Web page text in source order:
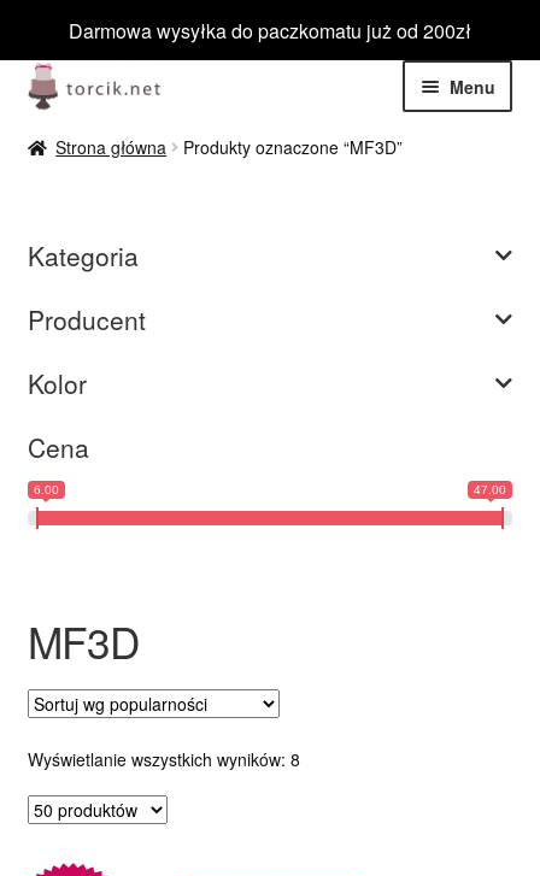
Darmowa wysyłka do paczkomatu już od 200zł
Przejdź
do
nawigacji
Przejdź
do
treści
Menu
Jadalne
Barwniki spożywcze
Rozwiń
Tematyczne
Rozwiń
Blog
Wyprzedaż
Nowości
Strona główna Produkty oznaczone “MF3D”
MF3D
Wyświetlanie wszystkich wyników: 8Posortowane
Kategoria
Producent
Kolor
Cena
6.00 47.00